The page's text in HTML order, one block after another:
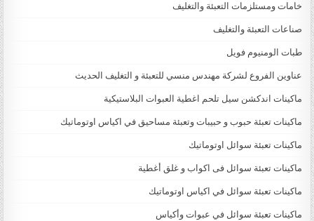
خامات ومستلزمات التعبئة والتغليف
صناعات التعبئة والتغليف
طبات الومنيوم فويل
عناوين الفروع لشركة مهندس منسي للتعبئة و التغليف الحديث
ماكينات اندكشن سيل تلحم اغطية العبوات البلاستيكية
ماكينات تعبئة حبوب و حبيبات وتعبئة مساحيق في اكياس اوتوماتيك
ماكينات تعبئة سوائل اوتوماتيك
ماكينات تعبئة سوائل فى اكواب و غلق أغطية
ماكينات تعبئة سوائل في اكياس اوتوماتيك
ماكينات تعبئة سوائل في عبوات وأكياس